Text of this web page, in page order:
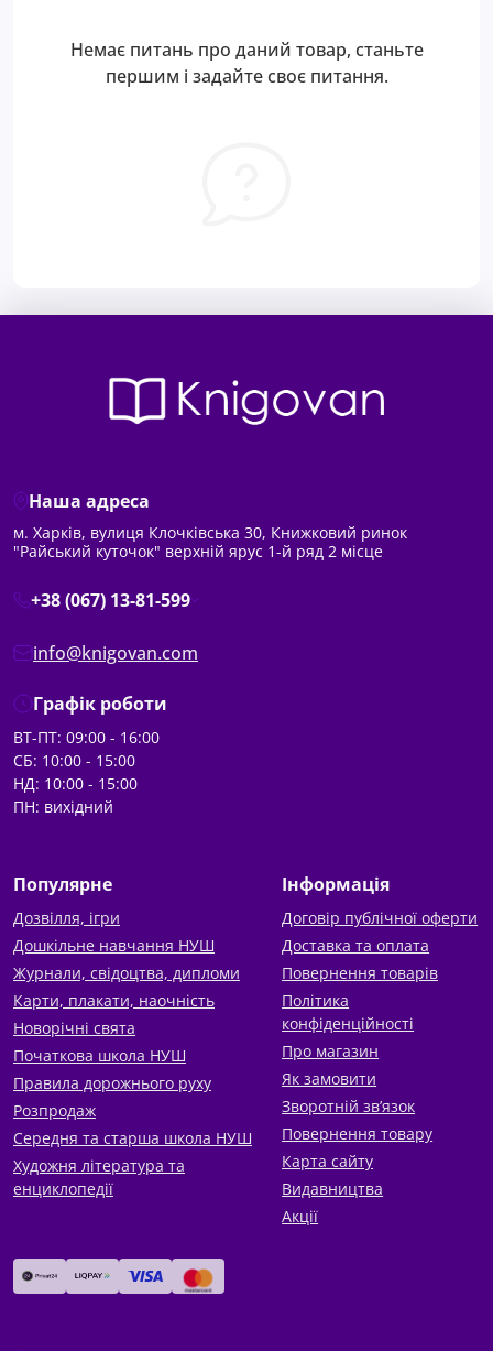
Немає питань про даний товар, станьте
першим і задайте своє питання.
Наша адреса
м. Харків, вулиця Клочківська 30, Книжковий ринок
"Райський куточок" верхній ярус 1-й ряд 2 місце
+38 (067) 13-81-599
info@knigovan.com
Графік роботи
ВТ-ПТ: 09:00 - 16:00
СБ: 10:00 - 15:00
НД: 10:00 - 15:00
ПН: вихідний
Популярне
Дозвілля, ігри
Дошкільне навчання НУШ
Журнали, свідоцтва, дипломи
Карти, плакати, наочність
Новорічні свята
Початкова школа НУШ
Правила дорожнього руху
Розпродаж
Середня та старша школа НУШ
Художня література та
енциклопедії
Інформація
Договір публічної оферти
Доставка та оплата
Повернення товарів
Політика
конфіденційності
Про магазин
Як замовити
Зворотній зв’язок
Повернення товару
Карта сайту
Видавництва
Акції